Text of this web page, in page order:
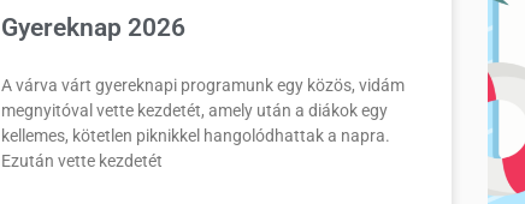
Gyereknap 2026
A várva várt gyereknapi programunk egy közös, vidám
megnyitóval vette kezdetét, amely után a diákok egy
kellemes, kötetlen piknikkel hangolódhattak a napra.
Ezután vette kezdetét